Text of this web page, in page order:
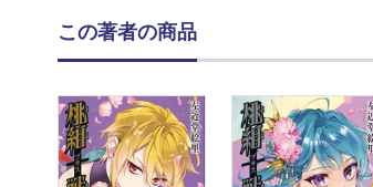
この著者の商品